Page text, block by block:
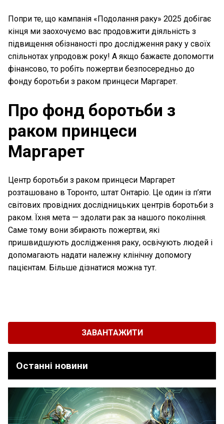
Попри те, що кампанія «Подолання раку» 2025 добігає
кінця ми заохочуємо вас продовжити діяльність з
підвищення обізнаності про дослідження раку у своїх
спільнотах упродовж року! А якщо бажаєте допомогти
фінансово, то робіть пожертви безпосередньо до
фонду боротьби з раком принцеси Маргарет.
Про фонд боротьби з
раком принцеси
Маргарет
Центр боротьби з раком принцеси Маргарет
розташовано в Торонто, штат Онтаріо. Це один із п’яти
світових провідних дослідницьких центрів боротьби з
раком. Їхня мета — здолати рак за нашого покоління.
Саме тому вони збирають пожертви, які
пришвидшують дослідження раку, освічують людей і
допомагають надати належну клінічну допомогу
пацієнтам. Більше дізнатися можна тут.
ЗАВАНТАЖИТИ
Останні новини